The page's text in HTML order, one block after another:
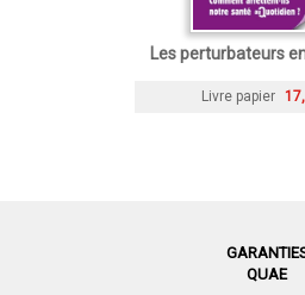
Les perturbateurs
Livre papier
QUAE